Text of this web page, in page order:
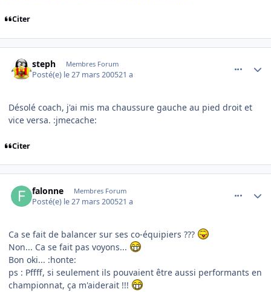
Citer
steph Membres Forum
Posté(e) le 27 mars 200521 a
Désolé coach, j'ai mis ma chaussure gauche au pied droit et
vice versa. :jmecache:
Citer
falonne Membres Forum
Posté(e) le 27 mars 200521 a
Ca se fait de balancer sur ses co-équipiers ???
Non... Ca se fait pas voyons...
Bon oki... :honte:
ps : Pffff, si seulement ils pouvaient être aussi performants en
championnat, ça m'aiderait !!!